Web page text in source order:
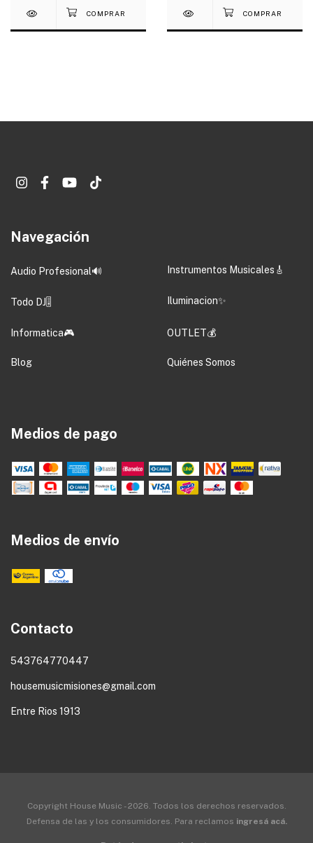
Navegación
Audio Profesional🔊 Instrumentos Musicales🎸
Todo DJ🎚️ Iluminacion✨
Informatica🎮 OUTLET💰
Blog Quiénes Somos
Medios de pago
Medios de envío
Contacto
543764770447
housemusicmisiones@gmail.com
Entre Rios 1913
Copyright House Music - 2026. Todos los derechos reservados.
Defensa de las y los consumidores. Para reclamos ingresá acá.